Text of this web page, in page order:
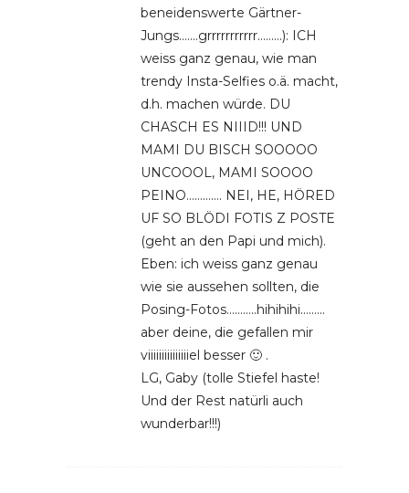
beneidenswerte Gärtner-
Jungs…….grrrrrrrrrrr………): ICH
weiss ganz genau, wie man
trendy Insta-Selfies o.ä. macht,
d.h. machen würde. DU
CHASCH ES NIIID!!! UND
MAMI DU BISCH SOOOOO
UNCOOOL, MAMI SOOOO
PEINO…………. NEI, HE, HÖRED
UF SO BLÖDI FOTIS Z POSTE
(geht an den Papi und mich).
Eben: ich weiss ganz genau
wie sie aussehen sollten, die
Posing-Fotos………..hihihihi………
aber deine, die gefallen mir
viiiiiiiiiiiiiiiel besser 🙂 .
LG, Gaby (tolle Stiefel haste!
Und der Rest natürli auch
wunderbar!!!)